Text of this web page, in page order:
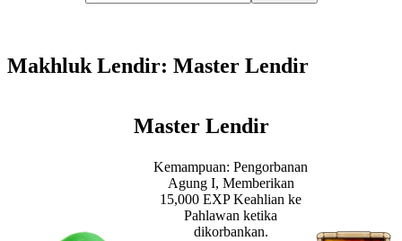
Makhluk Lendir: Master Lendir
Master Lendir
Kemampuan: Pengorbanan
Agung I, Memberikan
15,000 EXP Keahlian ke
Pahlawan ketika
dikorbankan.